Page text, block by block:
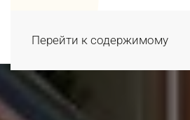
Перейти к содержимому